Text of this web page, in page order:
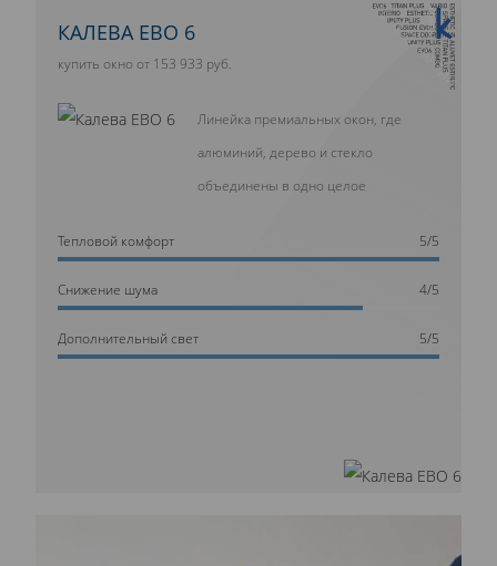
10 ЛЕТ ГАРАНТИИ
КАЛЕВА ЕВО 6
купить окно от 153 933 руб.
Линейка премиальных окон, где
алюминий, дерево и стекло
объединены в одно целое
Тепловой комфорт 5/5
Cнижение шума 4/5
Дополнительный свет 5/5